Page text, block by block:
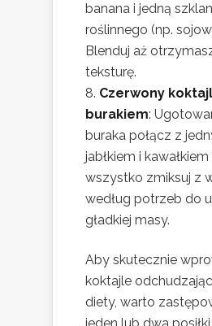
banana i jedną
roślinnego (np.
Blenduj aż
teksturę.
Czerwony
burakiem:
buraka połącz z
jabłkiem i
wszystko zmiksuj z
według potrzeb do
gładkiej masy.
Aby skutecznie
koktajle
diety, warto